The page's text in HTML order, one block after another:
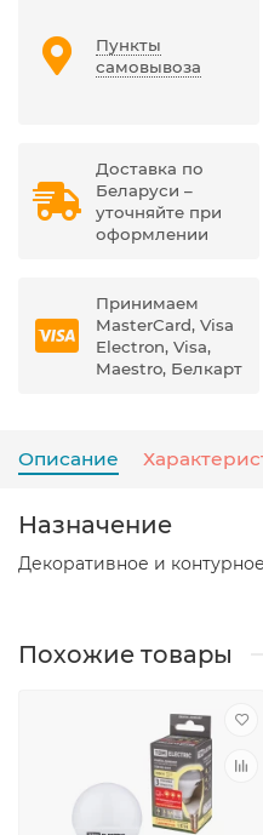
Пункты
самовывоза
Доставка по
Беларуси –
уточняйте при
оформлении
Принимаем
MasterCard, Visa
Electron, Visa,
Maestro, Белкарт
Описание
Назначение
Декоративное и
Похожие товары